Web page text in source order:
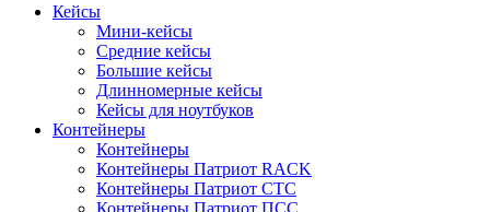
Кейсы
Мини-кейсы
Средние кейсы
Большие кейсы
Длинномерные кейсы
Кейсы для ноутбуков
Контейнеры
Контейнеры
Контейнеры Патриот RACK
Контейнеры Патриот СТС
Контейнеры Патриот ПСС